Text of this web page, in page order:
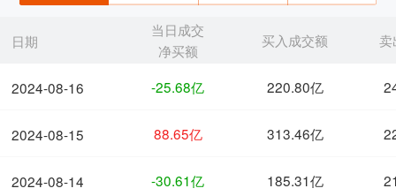
日期
2024-08-16
2024-08-15
2024-08-14
当日成交
净买额
买入成交额 卖
-25.68亿 220.80亿
88.65亿 313.46亿
-30.61亿 185.31亿